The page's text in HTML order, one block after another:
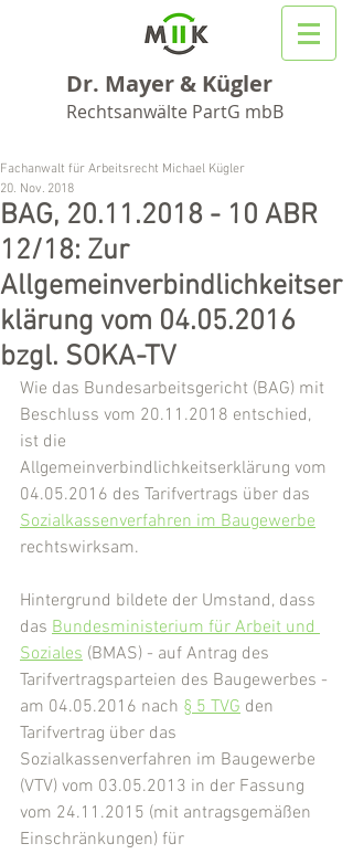
Dr. Mayer & Kügler
Rechtsanwälte PartG mbB
BAG, 20.11.2018 - 10 ABR
12/18: Zur
Allgemeinverbindlichkeitser
klärung vom 04.05.2016
bzgl. SOKA-TV
Fachanwalt für Arbeitsrecht Michael Kügler
20. Nov. 2018
Wie das Bundesarbeitsgericht (BAG) mit
Beschluss vom 20.11.2018 entschied,
ist die
Allgemeinverbindlichkeitserklärung vom
04.05.2016 des Tarifvertrags über das
Sozialkassenverfahren im Baugewerbe
rechtswirksam.
Hintergrund bildete der Umstand, dass
das Bundesministerium für Arbeit und
Soziales (BMAS) - auf Antrag des
Tarifvertragsparteien des Baugewerbes -
am 04.05.2016 nach § 5 TVG den
Tarifvertrag über das
Sozialkassenverfahren im Baugewerbe
(VTV) vom 03.05.2013 in der Fassung
vom 24.11.2015 (mit antragsgemäßen
Einschränkungen) für